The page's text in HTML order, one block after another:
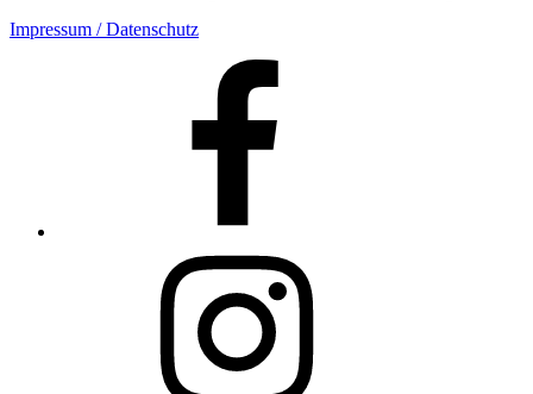
Impressum / Datenschutz